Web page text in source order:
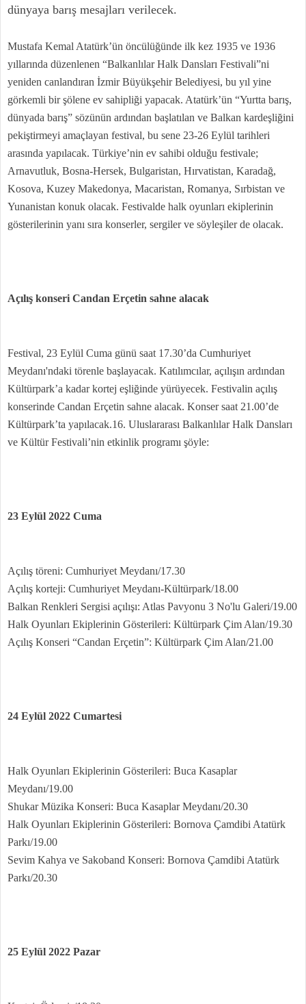
dünyaya barış mesajları verilecek.
Mustafa Kemal Atatürk’ün öncülüğünde ilk kez 1935 ve 1936
yıllarında düzenlenen “Balkanlılar Halk Dansları Festivali”ni
yeniden canlandıran İzmir Büyükşehir Belediyesi, bu yıl yine
görkemli bir şölene ev sahipliği yapacak. Atatürk’ün “Yurtta barış,
dünyada barış” sözünün ardından başlatılan ve Balkan kardeşliğini
pekiştirmeyi amaçlayan festival, bu sene 23-26 Eylül tarihleri
arasında yapılacak. Türkiye’nin ev sahibi olduğu festivale;
Arnavutluk, Bosna-Hersek, Bulgaristan, Hırvatistan, Karadağ,
Kosova, Kuzey Makedonya, Macaristan, Romanya, Sırbistan ve
Yunanistan konuk olacak. Festivalde halk oyunları ekiplerinin
gösterilerinin yanı sıra konserler, sergiler ve söyleşiler de olacak.
Açılış konseri Candan Erçetin sahne alacak
Festival, 23 Eylül Cuma günü saat 17.30’da Cumhuriyet
Meydanı'ndaki törenle başlayacak. Katılımcılar, açılışın ardından
Kültürpark’a kadar kortej eşliğinde yürüyecek. Festivalin açılış
konserinde Candan Erçetin sahne alacak. Konser saat 21.00’de
Kültürpark’ta yapılacak.16. Uluslararası Balkanlılar Halk Dansları
ve Kültür Festivali’nin etkinlik programı şöyle:
23 Eylül 2022 Cuma
Açılış töreni: Cumhuriyet Meydanı/17.30
Açılış korteji: Cumhuriyet Meydanı-Kültürpark/18.00
Balkan Renkleri Sergisi açılışı: Atlas Pavyonu 3 No'lu Galeri/19.00
Halk Oyunları Ekiplerinin Gösterileri: Kültürpark Çim Alan/19.30
Açılış Konseri “Candan Erçetin”: Kültürpark Çim Alan/21.00
24 Eylül 2022 Cumartesi
Halk Oyunları Ekiplerinin Gösterileri: Buca Kasaplar
Meydanı/19.00
Shukar Müzika Konseri: Buca Kasaplar Meydanı/20.30
Halk Oyunları Ekiplerinin Gösterileri: Bornova Çamdibi Atatürk
Parkı/19.00
Sevim Kahya ve Sakoband Konseri: Bornova Çamdibi Atatürk
Parkı/20.30
25 Eylül 2022 Pazar